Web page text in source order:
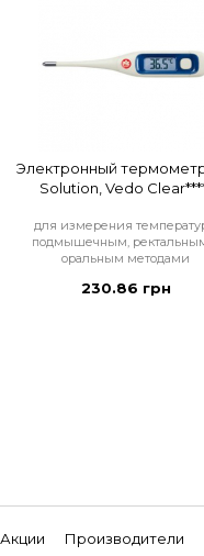
Электронный
Solution, Vedo
для измерения
подмышечным,
оральным методами
230.86 грн
Акции Производители